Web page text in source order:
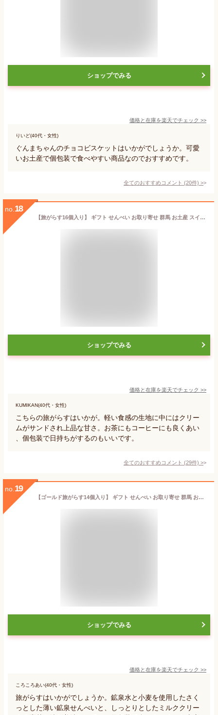
ショップでみる
価格と在庫を楽天でチェック >>
りいど(40代・女性)
ぐんまちゃんのチョコビスケットはいかがでしょうか。可愛
いお土産で個包装で食べやすい商品なのでおすすめです。
全てのおすすめコメント (20件) >
no. 18
【旅がらす16個入り】 ギフト せんべい お取り寄せ 群馬 お土産 スイーツ ゴーフレット 旅がらす 熨斗 のし 詰合せ 詰め合わせ クリーム サンド 和菓子 お菓子 銘菓 煎餅 贈答品 贈答 贈り物 個包装 お礼
ショップでみる
価格と在庫を楽天でチェック >>
KUMIKAN(40代・女性)
こちらの旅がらすはいかが。軽い食感の生地に中にはクリー
ムがサンドされ上品な甘さ。お茶にもコーヒーにも良くあい
、個包装で日持ちがするのもいいです。
全てのおすすめコメント (29件) >
no. 19
【ゴールド旅がらす14個入り】 ギフト せんべい お取り寄せ 群馬 お土産 スイーツ ゴーフレット 旅がらす 熨斗 のし 詰合せ 詰め合わせ クリーム サンド 和菓子 お菓子 銘菓 煎餅 贈答品 贈答 贈り物 個包装 お礼 チョコレート レモン
ショップでみる
価格と在庫を楽天でチェック >>
ころころあい(40代・女性)
旅がらすはいかがでしょうか。鉱泉水と小麦を使用したさく
っとした薄い鉱泉せんべいと、しっとりとしたミルククリー